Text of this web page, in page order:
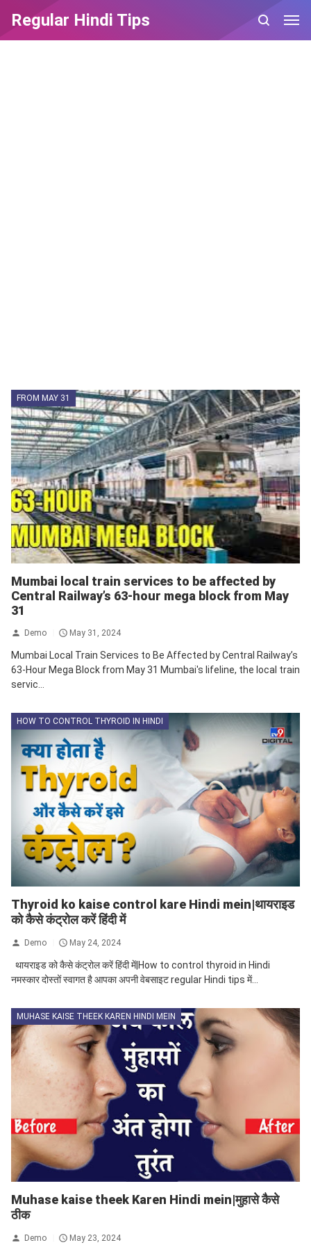
Regular Hindi Tips
FROM MAY 31
Mumbai local train services to be affected by
Central Railway’s 63-hour mega block from May
31
Demo May 31, 2024
Mumbai Local Train Services to Be Affected by Central Railway’s
63-Hour Mega Block from May 31 Mumbai's lifeline, the local train
servic...
HOW TO CONTROL THYROID IN HINDI
Thyroid ko kaise control kare Hindi mein|थायराइड
को कैसे कंट्रोल करें हिंदी में
Demo May 24, 2024
थायराइड को कैसे कंट्रोल करें हिंदी में|How to control thyroid in Hindi
नमस्कार दोस्तों स्वागत है आपका अपनी वेबसाइट regular Hindi tips में...
MUHASE KAISE THEEK KAREN HINDI MEIN
Muhase kaise theek Karen Hindi mein|मुहासे कैसे
ठीक
Demo May 23, 2024